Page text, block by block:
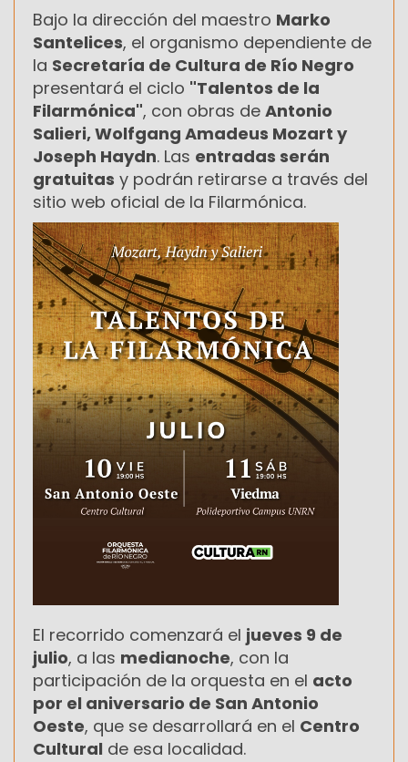
Bajo la dirección del maestro Marko
Santelices, el organismo dependiente de
la Secretaría de Cultura de Río Negro
presentará el ciclo "Talentos de la
Filarmónica", con obras de Antonio
Salieri, Wolfgang Amadeus Mozart y
Joseph Haydn. Las entradas serán
gratuitas y podrán retirarse a través del
sitio web oficial de la Filarmónica.
El recorrido comenzará el jueves 9 de
julio, a las medianoche, con la
participación de la orquesta en el acto
por el aniversario de San Antonio
Oeste, que se desarrollará en el Centro
Cultural de esa localidad.